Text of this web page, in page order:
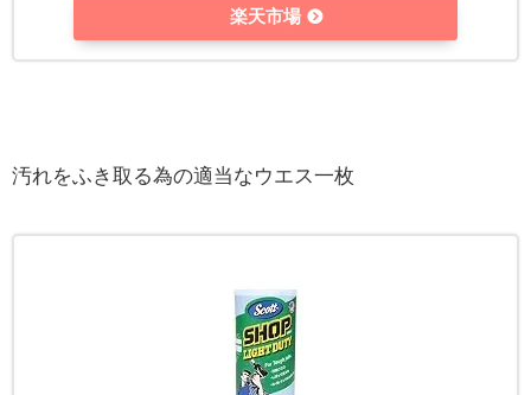
楽天市場
汚れをふき取る為の適当なウエス一枚